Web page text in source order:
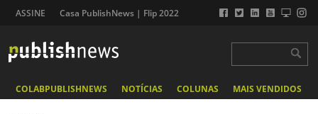
ASSINE Casa PublishNews | Flip 2022
COLABPUBLISHNEWS NOTÍCIAS COLUNAS MAIS VENDIDOS